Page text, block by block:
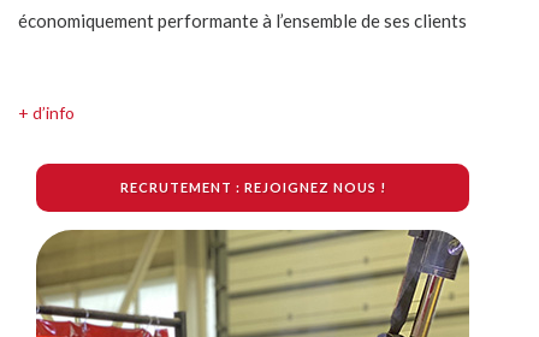
économiquement performante à l’ensemble de ses clients
+ d’info
RECRUTEMENT : REJOIGNEZ NOUS !